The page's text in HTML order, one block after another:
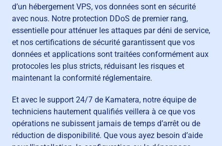
d’un hébergement VPS, vos données sont en sécurité
avec nous. Notre protection DDoS de premier rang,
essentielle pour atténuer les attaques par déni de service,
et nos certifications de sécurité garantissent que vos
données et applications sont traitées conformément aux
protocoles les plus stricts, réduisant les risques et
maintenant la conformité réglementaire.
Et avec le support 24/7 de Kamatera, notre équipe de
techniciens hautement qualifiés veillera à ce que vos
opérations ne subissent jamais de temps d’arrêt ou de
réduction de disponibilité. Que vous ayez besoin d’aide